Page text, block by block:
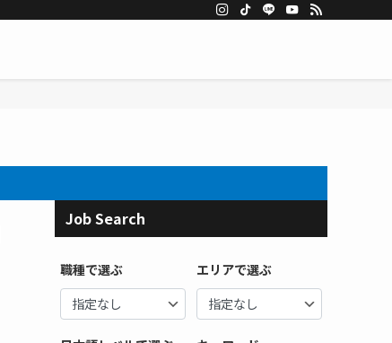
Job Search
職種で選ぶ エリアで選ぶ